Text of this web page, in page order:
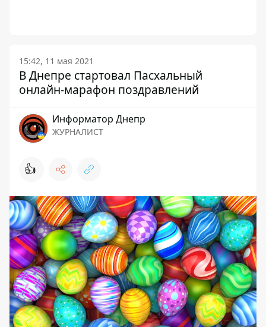
15:42, 11 мая 2021
В Днепре стартовал Пасхальный
онлайн-марафон поздравлений
Информатор Днепр
ЖУРНАЛИСТ
👍